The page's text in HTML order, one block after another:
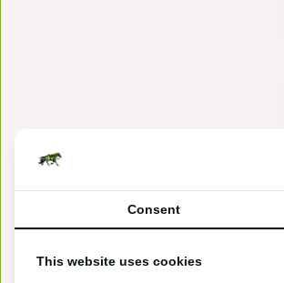
Consent
This website uses cookies